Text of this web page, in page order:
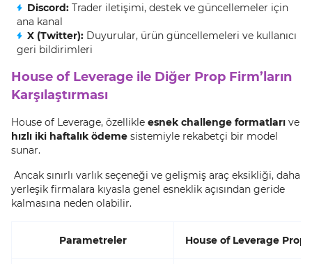
Discord: Trader iletişimi, destek ve güncellemeler için
ana kanal
X (Twitter): Duyurular, ürün güncellemeleri ve kullanıcı
geri bildirimleri
House of Leverage ile Diğer Prop Firm’ların
Karşılaştırması
House of Leverage, özellikle esnek challenge formatları ve
hızlı iki haftalık ödeme sistemiyle rekabetçi bir model
sunar.
Ancak sınırlı varlık seçeneği ve gelişmiş araç eksikliği, daha
yerleşik firmalara kıyasla genel esneklik açısından geride
kalmasına neden olabilir.
Parametreler House of Leverage Prop